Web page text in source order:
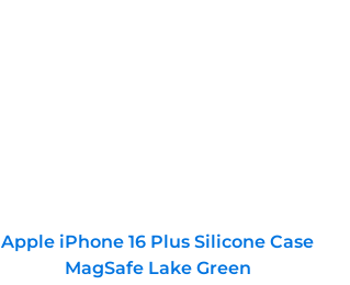
Apple iPhone 16 Plus Silicone Case
MagSafe Lake Green